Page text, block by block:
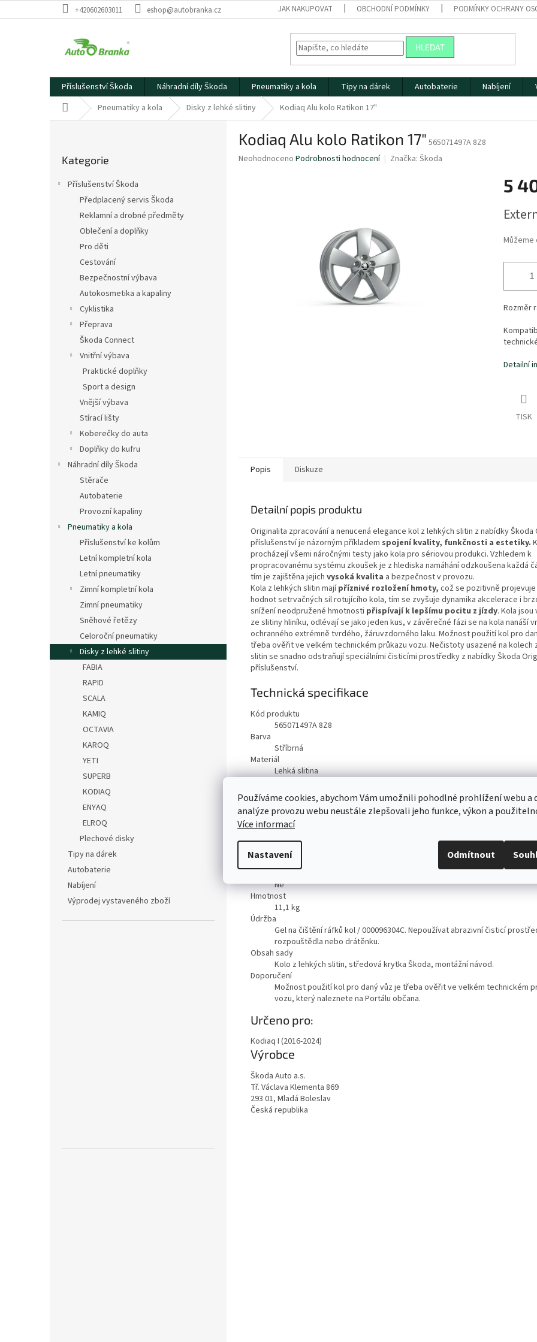
Používáme cookies, abychom Vám umožnili pohodlné prohlížení webu a
analýze provozu webu neustále zlepšovali jeho funkce, výkon a
Více informací
Nastavení Odmítnout
na
+420602603011 eshop@autobranka.cz JAK NAKUPOVAT OBCHODNÍ PODMÍNKY PODMÍNKY OCHRANY
HLEDAT
Příslušenství Škoda Náhradní díly Škoda Pneumatiky a kola Tipy na dárek Autobaterie Nabíjení
Domů Pneumatiky a kola Disky z lehké slitiny Kodiaq Alu kolo Ratikon 17"
kategorie
Kategorie
Příslušenství Škoda
Předplacený servis Škoda
Reklamní a drobné předměty
Oblečení a doplňky
Pro děti
Cestování
Bezpečnostní výbava
Autokosmetika a kapaliny
Cyklistika
Přeprava
Škoda Connect
Vnitřní výbava
Praktické doplňky
Sport a design
Vnější výbava
Stírací lišty
Koberečky do auta
Doplňky do kufru
Náhradní díly Škoda
Stěrače
Autobaterie
Provozní kapaliny
Pneumatiky a kola
Příslušenství ke kolům
Letní kompletní kola
Letní pneumatiky
Zimní kompletní kola
Zimní pneumatiky
Sněhové řetězy
Celoroční pneumatiky
Disky z lehké slitiny
FABIA
RAPID
SCALA
KAMIQ
OCTAVIA
KAROQ
YETI
SUPERB
KODIAQ
ENYAQ
ELROQ
Plechové disky
Tipy na dárek
Autobaterie
Nabíjení
Výprodej vystaveného zboží
Kodiaq Alu kolo Ratikon 17" 565071497A 8Z8
Průměrné
Neohodnoceno Podrobnosti hodnocení Značka: Škoda
5
cena:
Můžeme
Rozměr
Detailní
TISK
Popis Diskuze
Detailní popis produktu
Originalita zpracování a nenucená elegance kol z lehkých slitin z nabídky Škoda
příslušenství je názorným příkladem spojení kvality, funkčnosti a estetiky.
procházejí všemi náročnými testy jako kola pro sériovou produkci. Vzhledem k
propracovanému systému zkoušek je z hlediska namáhání odzkoušena každá
tím je zajištěna jejich vysoká kvalita a bezpečnost v provozu.
Kola z lehkých slitin majípříznivé rozložení hmoty, což se pozitivně
hodnot setrvačných sil rotujícího kola, tím se zvyšuje dynamika akcelerace i
snížení neodpružené hmotnosti přispívají k lepšímu pocitu z jízdy. Kola
ze slitiny hliníku, odlévají se jako jeden kus, v závěrečné fázi se na kola nanáší
ochranného extrémně tvrdého, žáruvzdorného laku. Možnost použití kol pro
třeba ověřit ve velkém technickém průkazu vozu. Nečistoty usazené na kolech
slitin se snadno odstraňují speciálními čisticími prostředky z nabídky Škoda
příslušenství.
Technická specifikace
Kód produktu
565071497A 8Z8
Barva
Stříbrná
Materiál
Lehká slitina
17"
Rozměr ráfku
7,0J x 17“ ET 40
Počet šroubů
5ks
Šířka pneumatiky
215/65 R17
Možnost použít sněhové řetězy
Ne
Hmotnost
11,1 kg
Údržba
Gel na čištění ráfků kol / 000096304C. Nepoužívat abrazivní čisticí
rozpouštědla nebo drátěnku.
Obsah sady
Kolo z lehkých slitin, středová krytka Škoda, montážní návod.
Doporučení
Možnost použití kol pro daný vůz je třeba ověřit ve velkém technickém
vozu, který naleznete na Portálu občana.
méně
Určeno pro:
Kodiaq I (2016-2024)
Výrobce
Škoda Auto a.s.
Tř. Václava Klementa 869
293 01, Mladá Boleslav
Česká republika